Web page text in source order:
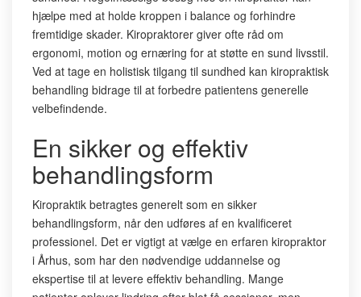
hjælpe med at holde kroppen i balance og forhindre
fremtidige skader. Kiropraktorer giver ofte råd om
ergonomi, motion og ernæring for at støtte en sund livsstil.
Ved at tage en holistisk tilgang til sundhed kan kiropraktisk
behandling bidrage til at forbedre patientens generelle
velbefindende.
En sikker og effektiv
behandlingsform
Kiropraktik betragtes generelt som en sikker
behandlingsform, når den udføres af en kvalificeret
professionel. Det er vigtigt at vælge en erfaren kiropraktor
i Århus, som har den nødvendige uddannelse og
ekspertise til at levere effektiv behandling. Mange